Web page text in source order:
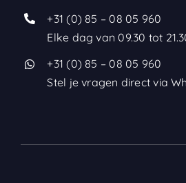
+31 (0) 85 – 08 05 960
Elke dag van 09.30 tot
+31 (0) 85 – 08 05 960
Stel je vragen direct via